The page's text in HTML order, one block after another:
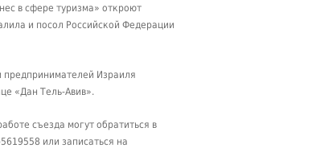
в сфере туризма» откроют
и посол Российской Федерации
Израиля
«Дан Тель-Авив».
съезда могут обратиться в
или записаться на